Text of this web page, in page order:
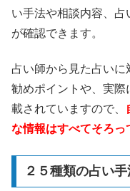
い手法や相談内容、
が確認できます。
占い師から見た占い
勧めポイントや、実
載されていますので、
な情報はすべてそろっ
２５種類の占い